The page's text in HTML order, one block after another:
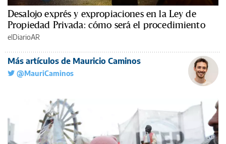
Desalojo exprés y expropiaciones en la Ley de
Propiedad Privada: cómo será el procedimiento
elDiarioAR
Más artículos de Mauricio Caminos
@MauriCaminos